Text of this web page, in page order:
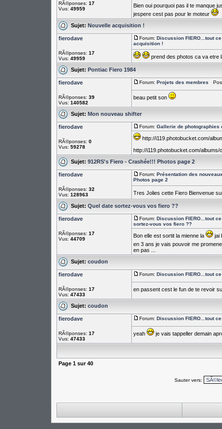
RÃ©ponses: 17
Vus: 49959
Bien oui pourquoi pas il te manque
jespere cest pas pour le moteur
Sujet: Nouvelle acquisition !
fierodave
RÃ©ponses: 17
Vus: 49959
Forum: Discussion FIERO...tout
acquisition !
prend des photos ca va etre
Sujet: Pontiac Fiero 1984
fierodave
RÃ©ponses: 39
Vus: 140582
Forum: Projets des membres
beau petit son
Sujet: Mon nouveau shifter
fierodave
RÃ©ponses: 0
Vus: 59278
Forum: Gallerie de photographies
http://i119.photobucket.com/
http://i119.photobucket.com/albums/
Sujet: 912RS's Fiero - Crashée!!! Photos page 2
fierodave
RÃ©ponses: 32
Vus: 128963
Forum: Présentation des
Photos page 2
Tres Jolies cette Fiero Bienvenue
Sujet: Quel date sortez-vous vos fiero ??
fierodave
RÃ©ponses: 17
Vus: 44709
Forum: Discussion FIERO...tout
sortez-vous vos fiero ??
Bon elle est sortit la mienne la
jai
en 3 ans je vais pouvoir me
en pas ...
Sujet: coudon
fierodave
RÃ©ponses: 17
Vus: 47433
Forum: Discussion FIERO...tout
en passent cest le fun de te revoir
Sujet: coudon
fierodave
RÃ©ponses: 17
Vus: 47433
Forum: Discussion FIERO...tout
yeah je vais tappeller demain
Page 1sur40
Sauter vers: